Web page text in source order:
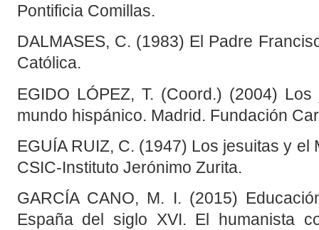
Pontificia Comillas.
DALMASES, C. (1983) El Padre
Católica.
EGIDO LÓPEZ, T. (Coord.) (2004)
mundo hispánico. Madrid. Fundación
EGUÍA RUIZ, C. (1947) Los jesuitas y el
CSIC-Instituto Jerónimo Zurita.
GARCÍA CANO, M. I. (2015)
España del siglo XVI. El humanista